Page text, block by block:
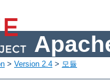
> Version 2.4 > 모듈